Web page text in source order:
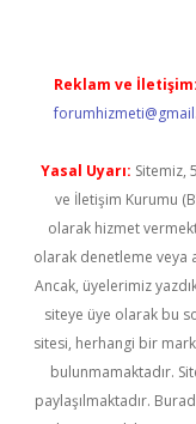
Reklam ve İletişim:
Yasal Uyarı: Sitemiz,
ve İletişim Kurumu
olarak hizmet
olarak denetleme veya
Ancak, üyelerimiz
siteye üye olarak bu
sitesi, herhangi bir
bulunmamaktadır.
paylaşılmaktadır.